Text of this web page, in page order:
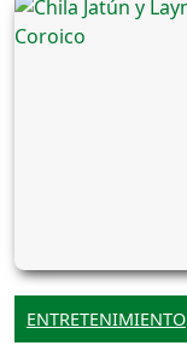
ENTRETENIMIENTO